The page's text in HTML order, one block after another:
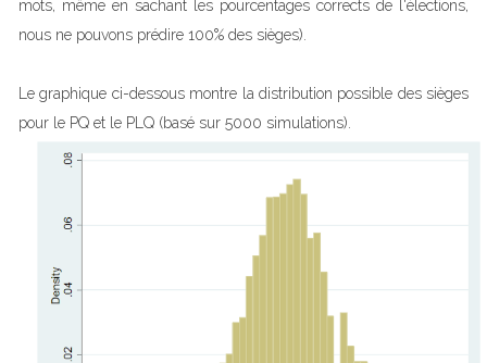
mots, même en sachant les pourcentages corrects de l'élections,
nous ne pouvons prédire 100% des sièges).
Le graphique ci-dessous montre la distribution possible des sièges
pour le PQ et le PLQ (basé sur 5000 simulations).